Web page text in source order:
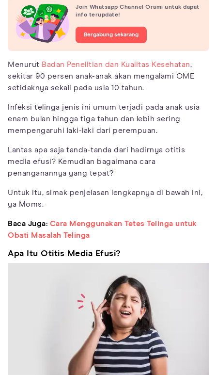
Join Whatsapp Channel Orami untuk dapat
info terupdate!
Bergabung sekarang
Menurut Badan Penelitian dan Kualitas Kesehatan,
sekitar 90 persen anak-anak akan mengalami OME
setidaknya sekali pada usia 10 tahun.
Infeksi telinga jenis ini umum terjadi pada anak usia
enam bulan hingga tiga tahun dan lebih sering
mempengaruhi laki-laki dari perempuan.
Lantas apa saja tanda-tanda dari hadirnya otitis
media efusi? Kemudian bagaimana cara
penanganannya yang tepat?
Untuk itu, simak penjelasan lengkapnya di bawah ini,
ya Moms.
Baca Juga: Cara Menggunakan Tetes Telinga untuk
Obati Masalah Telinga
Apa Itu Otitis Media Efusi?